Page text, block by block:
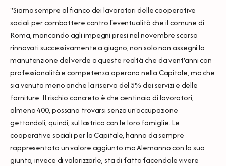
"Siamo sempre al fianco dei lavoratori delle cooperative
sociali per combattere contro l'eventualità che il comune di
Roma, mancando agli impegni presi nel novembre scorso
rinnovati successivamente a giugno, non solo non assegni la
manutenzione del verde a queste realtà che da vent'anni con
professionalità e competenza operano nella Capitale, ma che
sia venuta meno anche la riserva del 5% dei servizi e delle
forniture. Il rischio concreto è che centinaia di lavoratori,
almeno 400, possano trovarsi senza un'occupazione
gettandoli, quindi, sul lastrico con le loro famiglie. Le
cooperative sociali per la Capitale, hanno da sempre
rappresentato un valore aggiunto ma Alemanno con la sua
giunta, invece di valorizzarle, sta di fatto facendole vivere